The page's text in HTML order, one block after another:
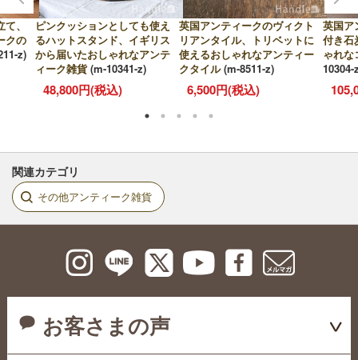
、
クの
z)
ピンクッションとしても使え
るハットスタンド、イギリス
から届いたおしゃれなアンテ
ィーク雑貨 (m-10341-z)
48,800円(税込)
英国アンティークのヴィクト
リアンタイル、トリベットに
使えるおしゃれなアンティー
クタイル (m-8511-z)
6,500円(税込)
英国ア
付き石
ゃれな
10304-
関連カテゴリ
その他アンティーク雑貨
お客さまの声